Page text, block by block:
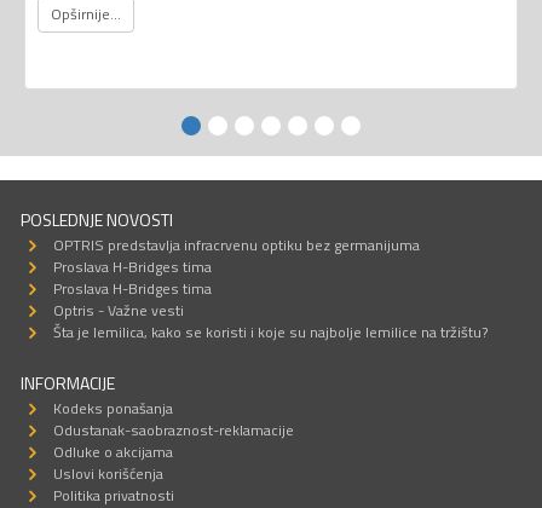
Opširnije...
POSLEDNJE NOVOSTI
OPTRIS predstavlja infracrvenu optiku bez germanijuma
Proslava H-Bridges tima
Proslava H-Bridges tima
Optris - Važne vesti
Šta je lemilica, kako se koristi i koje su najbolje lemilice na tržištu?
INFORMACIJE
Kodeks ponašanja
Odustanak-saobraznost-reklamacije
Odluke o akcijama
Uslovi korišćenja
Politika privatnosti